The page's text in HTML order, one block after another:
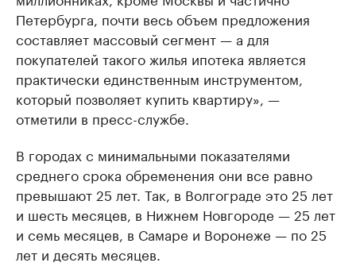
Петербурга, почти весь объем предложения
составляет массовый сегмент — а для
покупателей такого жилья ипотека является
практически единственным инструментом,
который позволяет купить квартиру», —
отметили в пресс-службе.
В городах с минимальными показателями
среднего срока обременения они все равно
превышают 25 лет. Так, в Волгограде это 25 лет
и шесть месяцев, в Нижнем Новгороде — 25 лет
и семь месяцев, в Самаре и Воронеже — по 25
лет и десять месяцев.